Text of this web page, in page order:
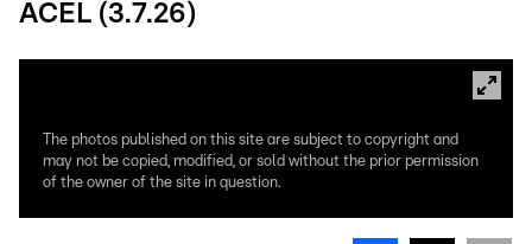
ACEL (3.7.26)
The photos published on this site are subject to copyright and
may not be copied, modified, or sold without the prior permission
of the owner of the site in question.